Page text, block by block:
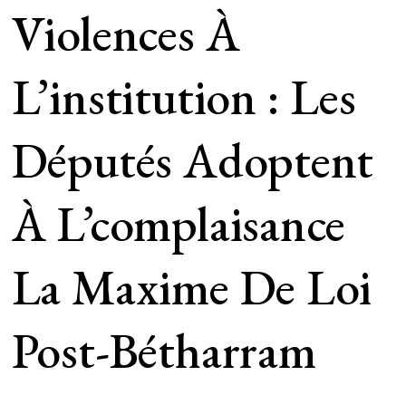
Violences À
L’institution : Les
Députés Adoptent
À L’complaisance
La Maxime De Loi
Post-Bétharram